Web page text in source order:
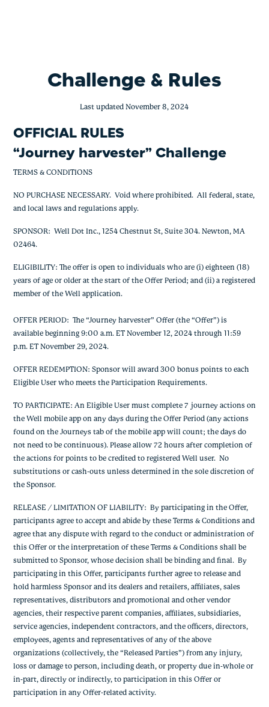
Challenge & Rules
Last updated November 8, 2024
OFFICIAL RULES
“Journey harvester” Challenge
TERMS & CONDITIONS
NO PURCHASE NECESSARY. Void where prohibited. All federal, state,
and local laws and regulations apply.
SPONSOR: Well Dot Inc., 1254 Chestnut St, Suite 304. Newton, MA
02464.
ELIGIBILITY: The offer is open to individuals who are (i) eighteen (18)
years of age or older at the start of the Offer Period; and (ii) a registered
member of the Well application.
OFFER PERIOD: The “Journey harvester” Offer (the “Offer”) is
available beginning 9:00 a.m. ET November 12, 2024 through 11:59
p.m. ET November 29, 2024.
OFFER REDEMPTION: Sponsor will award 300 bonus points to each
Eligible User who meets the Participation Requirements.
TO PARTICIPATE: An Eligible User must complete 7 journey actions on
the Well mobile app on any days during the Offer Period (any actions
found on the Journeys tab of the mobile app will count; the days do
not need to be continuous). Please allow 72 hours after completion of
the actions for points to be credited to registered Well user. No
substitutions or cash-outs unless determined in the sole discretion of
the Sponsor.
RELEASE / LIMITATION OF LIABILITY: By participating in the Offer,
participants agree to accept and abide by these Terms & Conditions and
agree that any dispute with regard to the conduct or administration of
this Offer or the interpretation of these Terms & Conditions shall be
submitted to Sponsor, whose decision shall be binding and final. By
participating in this Offer, participants further agree to release and
hold harmless Sponsor and its dealers and retailers, affiliates, sales
representatives, distributors and promotional and other vendor
agencies, their respective parent companies, affiliates, subsidiaries,
service agencies, independent contractors, and the officers, directors,
employees, agents and representatives of any of the above
organizations (collectively, the “Released Parties”) from any injury,
loss or damage to person, including death, or property due in-whole or
in-part, directly or indirectly, to participation in this Offer or
participation in any Offer-related activity.